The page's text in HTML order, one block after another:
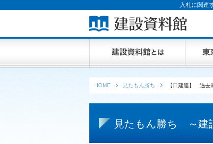
入札に関連
HOME 見たもん勝ち 【日建連】 過去
見たもん勝ち ～建